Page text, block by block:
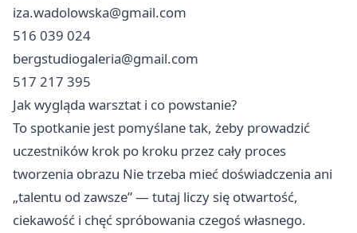
iza.wadolowska@gmail.com
516 039 024
bergstudiogaleria@gmail.com
517 217 395
Jak wygląda warsztat i co powstanie?
To spotkanie jest pomyślane tak, żeby prowadzić
uczestników krok po kroku przez cały proces
tworzenia obrazu Nie trzeba mieć doświadczenia ani
„talentu od zawsze” — tutaj liczy się otwartość,
ciekawość i chęć spróbowania czegoś własnego.